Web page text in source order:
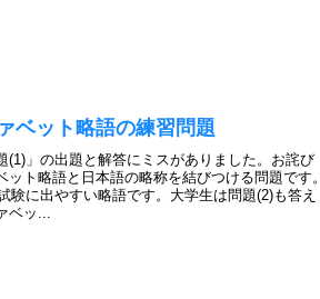
ベット略語の練習問題
(1)」の出題と解答にミスがありました。お詫び
ト略語と日本語の略称を結びつける問題です。
験に出やすい略語です。大学生は問題(2)も答え
ベッ...